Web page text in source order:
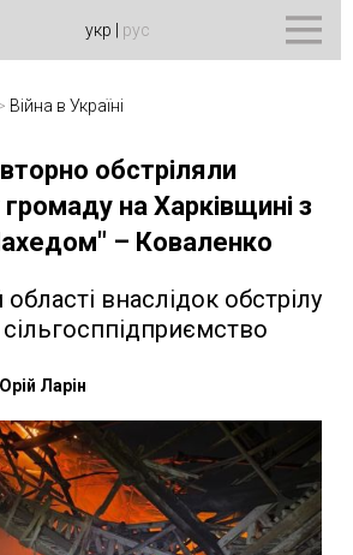
укр рус
Війна в Україні
обстріляли
громаду на Харківщині з
– Коваленко
області внаслідок обстрілу
Юрій Ларін